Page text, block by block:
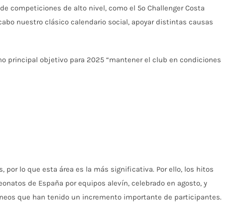
competiciones de alto nivel, como el 5º Challenger Costa
nuestro clásico calendario social, apoyar distintas causas
principal objetivo para 2025 “mantener el club en condiciones
lo que esta área es la más significativa. Por ello, los hitos
de España por equipos alevín, celebrado en agosto, y
que han tenido un incremento importante de participantes.